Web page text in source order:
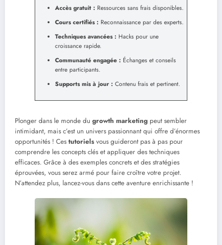
Accès gratuit : Ressources sans frais disponibles.
Cours certifiés : Reconnaissance par des experts.
Techniques avancées : Hacks pour une
croissance rapide.
Communauté engagée : Échanges et conseils
entre participants.
Supports mis à jour : Contenu frais et pertinent.
Plonger dans le monde du growth marketing peut sembler
intimidant, mais c’est un univers passionnant qui offre d’énormes
opportunités ! Ces tutoriels vous guideront pas à pas pour
comprendre les concepts clés et appliquer des techniques
efficaces. Grâce à des exemples concrets et des stratégies
éprouvées, vous serez armé pour faire croître votre projet.
N’attendez plus, lancez-vous dans cette aventure enrichissante !